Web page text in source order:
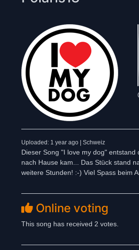
Uploaded: 1 year ago | Schweiz
Dieser Song "I love my dog"
nach Hause kam... Das Stück stand
weitere Stunden! :-) Viel Spass beim
Online voting
This song has received 2 votes.